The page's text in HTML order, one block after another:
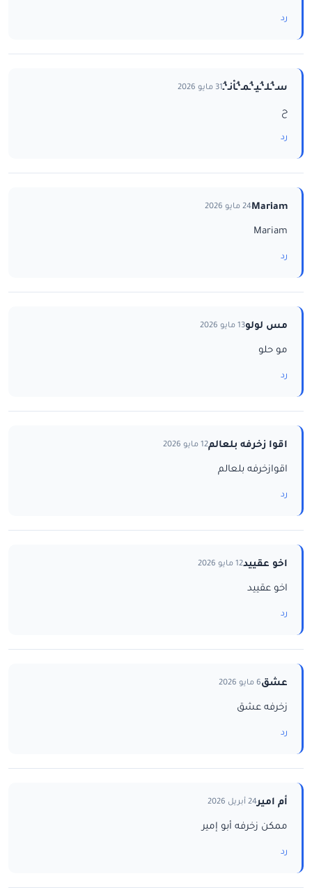
رد
سـ‘ـُلـ‘ـُيـ‘ـُمـ‘ـُاْنـ‘ـُ31 مايو 2026
ح
رد
Mariam24 مايو 2026
Mariam
رد
مس لولو13 مايو 2026
مو حلو
رد
اقوا زخرفه بلعالم12 مايو 2026
اقوازخرفه بلعالم
رد
اخو عقييد12 مايو 2026
اخو عقييد
رد
عشق6 مايو 2026
زخرفه عشق
رد
أم امير24 أبريل 2026
ممكن زخرفه أبو إمير
رد